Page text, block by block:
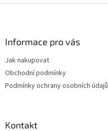
Informace pro vás
Jak nakupovat
Obchodní podmínky
Podmínky ochrany osobních údajů
Kontakt